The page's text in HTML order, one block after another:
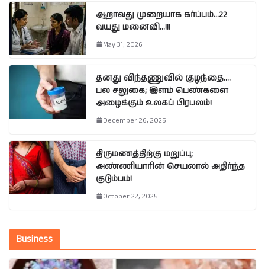
ஆறாவது முறையாக கர்ப்பம்…22
வயது மனைவி…!!!
May 31, 2026
தனது விந்தணுவில் குழந்தை….
பல சலுகை; இளம் பெண்களை
அழைக்கும் உலகப் பிரபலம்!
December 26, 2025
திருமணத்திற்கு மறுப்பு;
அண்ணியாரின் செயலால் அதிர்ந்த
குடும்பம்!
October 22, 2025
Business